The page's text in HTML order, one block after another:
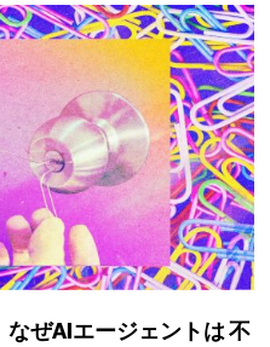
なぜAIエージェントは不